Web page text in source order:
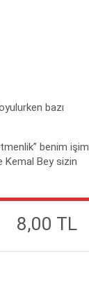
bazı
benim işim
Kemal Bey sizin
8,00 TL